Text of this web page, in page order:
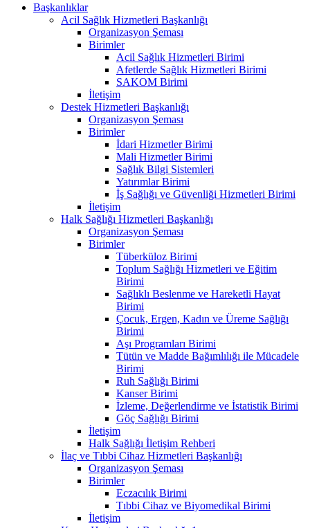
Başkanlıklar
Acil Sağlık Hizmetleri Başkanlığı
Organizasyon Şeması
Birimler
Acil Sağlık Hizmetleri Birimi
Afetlerde Sağlık Hizmetleri Birimi
SAKOM Birimi
İletişim
Destek Hizmetleri Başkanlığı
Organizasyon Şeması
Birimler
İdari Hizmetler Birimi
Mali Hizmetler Birimi
Sağlık Bilgi Sistemleri
Yatırımlar Birimi
İş Sağlığı ve Güvenliği Hizmetleri Birimi
İletişim
Halk Sağlığı Hizmetleri Başkanlığı
Organizasyon Şeması
Birimler
Tüberküloz Birimi
Toplum Sağlığı Hizmetleri ve Eğitim
Birimi
Sağlıklı Beslenme ve Hareketli Hayat
Birimi
Çocuk, Ergen, Kadın ve Üreme Sağlığı
Birimi
Aşı Programları Birimi
Tütün ve Madde Bağımlılığı ile Mücadele
Birimi
Ruh Sağlığı Birimi
Kanser Birimi
İzleme, Değerlendirme ve İstatistik Birimi
Göç Sağlığı Birimi
İletişim
Halk Sağlığı İletişim Rehberi
İlaç ve Tıbbi Cihaz Hizmetleri Başkanlığı
Organizasyon Şeması
Birimler
Eczacılık Birimi
Tıbbi Cihaz ve Biyomedikal Birimi
İletişim